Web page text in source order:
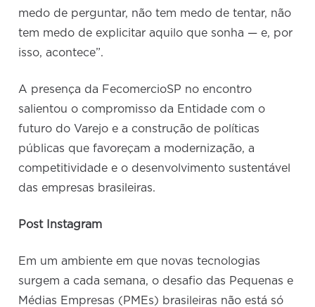
medo de perguntar, não tem medo de tentar, não
tem medo de explicitar aquilo que sonha — e, por
isso, acontece”.
A presença da FecomercioSP no encontro
salientou o compromisso da Entidade com o
futuro do Varejo e a construção de políticas
públicas que favoreçam a modernização, a
competitividade e o desenvolvimento sustentável
das empresas brasileiras.
Post Instagram
Em um ambiente em que novas tecnologias
surgem a cada semana, o desafio das Pequenas e
Médias Empresas (PMEs) brasileiras não está só